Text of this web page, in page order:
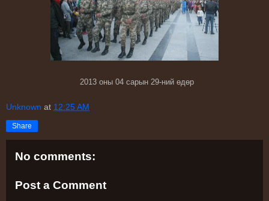
2013 оны 04 сарын 29-ний өдөр
Unknown at 12:25 AM
Share
No comments:
Post a Comment